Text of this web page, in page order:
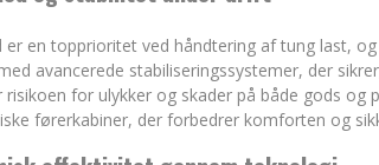
er en topprioritet ved håndtering af tung last,
avancerede stabiliseringssystemer, der
risikoen for ulykker og skader på både gods
førerkabiner, der forbedrer komforten og